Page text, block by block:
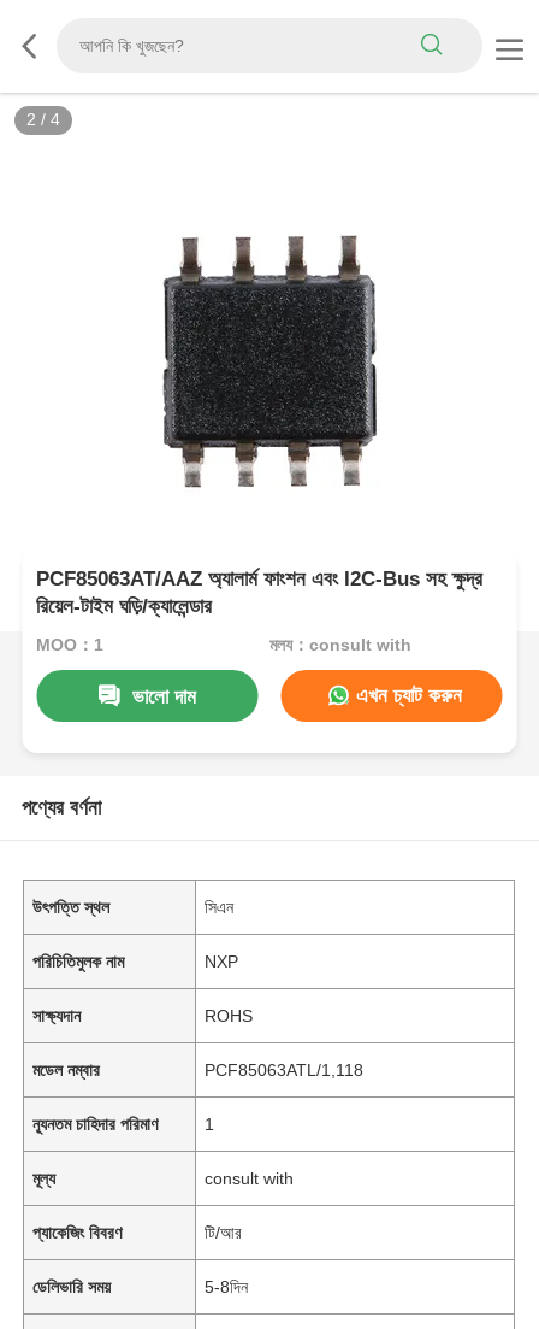
2 / 4
PCF85063AT/AAZ অ্যালার্ম ফাংশন এবং I2C-Bus সহ ক্ষুদ্র
রিয়েল-টাইম ঘড়ি/ক্যালেন্ডার
MOQ：1 মূল্য：consult with
ভালো দাম এখন চ্যাট করুন
পণ্যের বর্ণনা
উৎপত্তি স্থল সিএন
পরিচিতিমুলক নাম NXP
সাক্ষ্যদান ROHS
মডেল নম্বার PCF85063ATL/1,118
ন্যূনতম চাহিদার পরিমাণ 1
মূল্য consult with
প্যাকেজিং বিবরণ টি/আর
ডেলিভারি সময় 5-8দিন